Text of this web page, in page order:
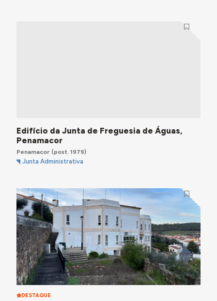
Edifício da Junta de Freguesia de Águas,
Penamacor
Penamacor (post. 1979)
Junta Administrativa
DESTAQUE